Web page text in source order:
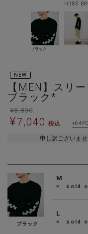
H185
ブラック
NEW
【MEN】スリ
ブラック*
¥8,800
¥7,040 税込 64
申し訳ございま
ブラック
M
× sold
L
× sold